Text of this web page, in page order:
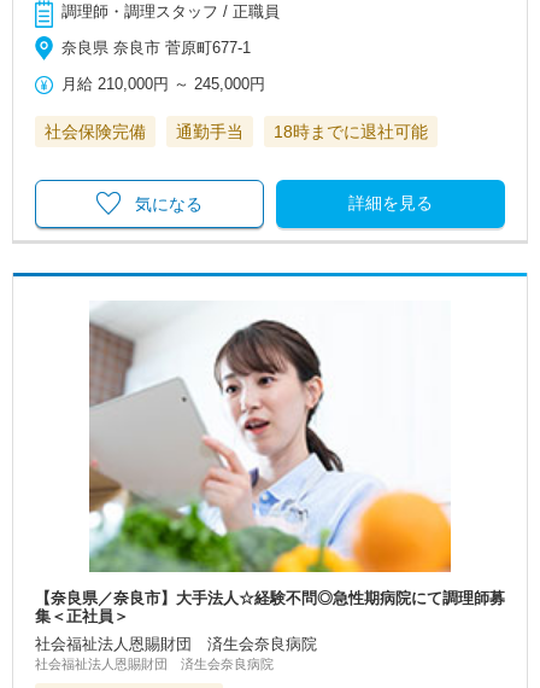
調理師・調理スタッフ / 正職員
奈良県 奈良市 菅原町677‐1
月給 210,000円 ～ 245,000円
社会保険完備 通勤手当 18時までに退社可能
詳細を見る
気になる
【奈良県／奈良市】大手法人☆経験不問◎急性期病院にて調理師募
集＜正社員＞
社会福祉法人恩賜財団 済生会奈良病院
社会福祉法人恩賜財団 済生会奈良病院